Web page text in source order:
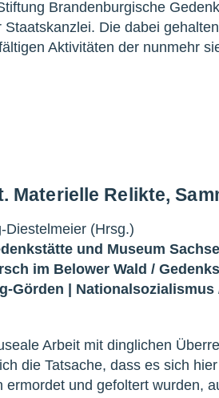
Brandenburgische
Die dabei
Aktivitäten der nunmehr
Materielle Relikte,
Diestelmeier (Hrsg.)
und Museum
im Belower Wald /
Görden
Nationalsozialismus
Arbeit mit dinglichen
die Tatsache, dass es sich
ermordet und gefoltert wurden,